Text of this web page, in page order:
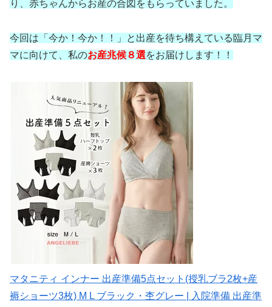
り、赤ちゃんからお産の合図をもらっていました。
今回は「今か！今か！！」と出産を待ち構えている臨月マ
マに向けて、私のお産兆候８選をお届けします！！
マタニティ インナー 出産準備5点セット(授乳ブラ2枚+産
褥ショーツ3枚) M L ブラック・杢グレー | 入院準備 出産準